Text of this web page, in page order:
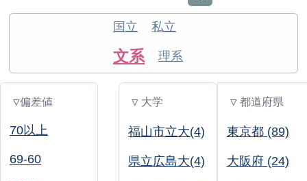
国立 私立
文系 理系
▽偏差値
70以上
69-60
▽ 大学
福山市立大(4)
県立広島大(4)
▽ 都道府県
東京都 (89)
大阪府 (24)